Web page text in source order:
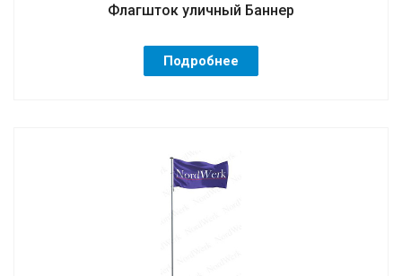
Флагшток уличный Баннер
Подробнее